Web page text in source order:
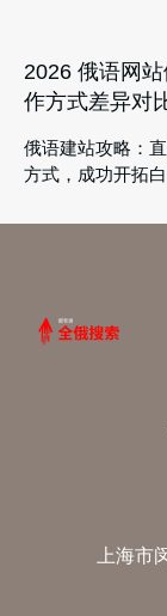
2026 俄语网
作方式差异对
俄语建站攻略：
方式，成功开拓白
上海市